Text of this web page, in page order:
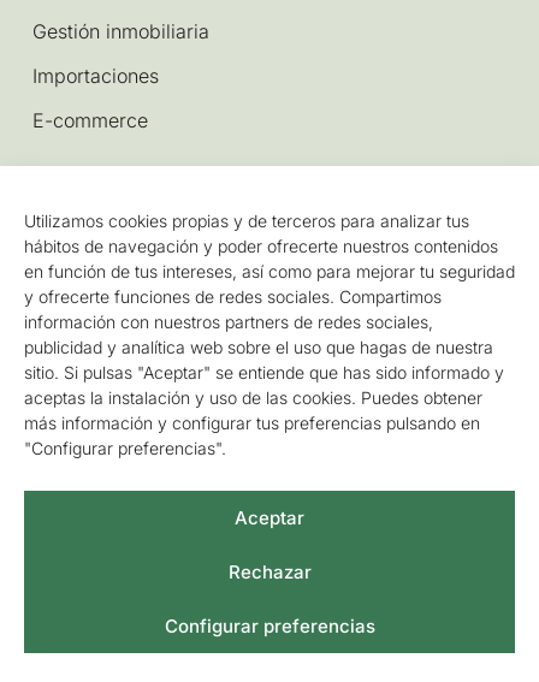
Utilizamos cookies propias y de terceros para analizar tus
hábitos de navegación y poder ofrecerte nuestros contenidos
en función de tus intereses, así como para mejorar tu seguridad
y ofrecerte funciones de redes sociales. Compartimos
información con nuestros partners de redes sociales,
publicidad y analítica web sobre el uso que hagas de nuestra
sitio. Si pulsas "Aceptar" se entiende que has sido informado y
aceptas la instalación y uso de las cookies. Puedes obtener
más información y configurar tus preferencias pulsando en
"Configurar preferencias".
Aceptar
Rechazar
Configurar preferencias
Gestión inmobiliaria
Importaciones
E-commerce
Información Legal
Aviso legal y política de privacidad
Política de cookies
Accesibilidad
Mapa del sitio
Gestionar consentimiento
©2026 / PROSER CONSULTORA S.L.